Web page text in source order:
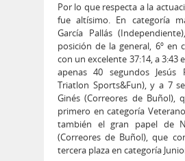
Por lo que respecta a la
fue altísimo. En categoría
García Pallás
posición de la general, 6º en
con un excelente 37:14, a 3:43
apenas 40 segundos Jesús
Triatlon Sports&Fun), y a 7
Ginés (Correores de Buñol),
primero en categoría
también el gran papel de
(Correores de Buñol), que
tercera plaza en categoría